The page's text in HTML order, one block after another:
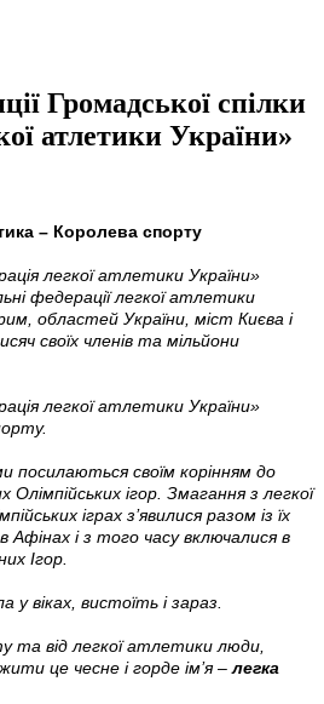
Громадської спілки
атлетики України»
– Королева спорту
легкої атлетики України»
федерації легкої атлетики
областей України, міст Києва і
своїх членів та мільйони
легкої атлетики України»
посилаються своїм корінням до
ігор. Змагання з легкої
іграх з’явилися разом із їх
Афінах і з того часу включалися в
Ігор.
віках, вистоїть і зараз.
та від легкої атлетики люди,
це чесне і горде ім’я –легка